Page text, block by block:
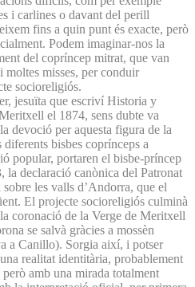
i carlines o davant del perill
fins a quin punt és exacte, però
Podem imaginar-nos la
del copríncep mitrat, que van
moltes misses, per conduir
socioreligiós.
jesuïta que escriví Historia y
el 1874, sens dubte va
devoció per aquesta figura de la
bisbes coprínceps a
popular, portaren el bisbe-príncep
la declaració canònica del Patronat
les valls d’Andorra, que el
El projecte socioreligiós culminà
coronació de la Verge de Meritxell
se salvà gràcies a mossèn
a Canillo). Sorgia així, i potser
realitat identitària, probablement
amb una mirada totalment